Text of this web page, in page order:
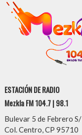
ESTACIÓN DE RADIO
Mezkla FM 104.7 | 98.1
Bulevar 5 de Febrero
Col. Centro, CP 95710